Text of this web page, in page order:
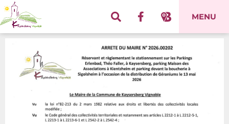
MENU
Panneau de gestion des cookies